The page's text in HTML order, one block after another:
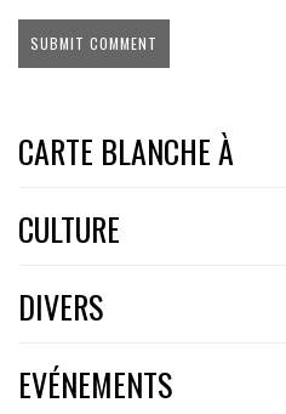
CARTE BLANCHE À
CULTURE
DIVERS
EVÉNEMENTS